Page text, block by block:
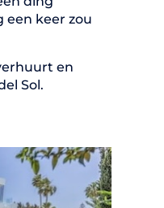
een keer zou
en
Sol.